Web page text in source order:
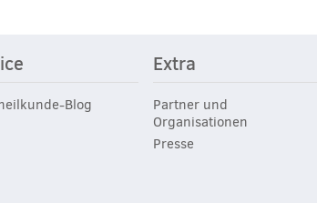
Blog
Extra
Partner und
Organisationen
Presse